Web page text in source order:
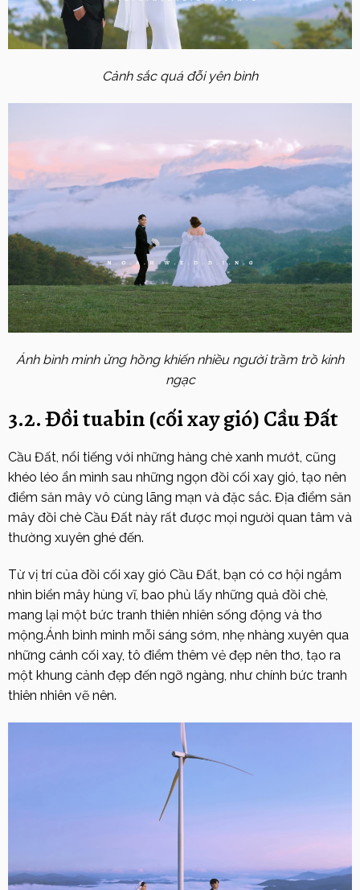
Cảnh sắc quá đỗi yên bình
Ánh bình minh ửng hồng khiến nhiều người trầm trồ kinh
ngạc
3.2. Đồi tuabin (cối xay gió) Cầu Đất
Cầu Đất, nổi tiếng với những hàng chè xanh mướt, cũng
khéo léo ẩn mình sau những ngọn đồi cối xay gió, tạo nên
điểm săn mây vô cùng lãng mạn và đặc sắc. Địa điểm săn
mây đồi chè Cầu Đất này rất được mọi người quan tâm và
thường xuyên ghé đến.
Từ vị trí của đồi cối xay gió Cầu Đất, bạn có cơ hội ngắm
nhìn biển mây hùng vĩ, bao phủ lấy những quả đồi chè,
mang lại một bức tranh thiên nhiên sống động và thơ
mộng.Ánh bình minh mỗi sáng sớm, nhẹ nhàng xuyên qua
những cánh cối xay, tô điểm thêm vẻ đẹp nên thơ, tạo ra
một khung cảnh đẹp đến ngỡ ngàng, như chính bức tranh
thiên nhiên vẽ nên.